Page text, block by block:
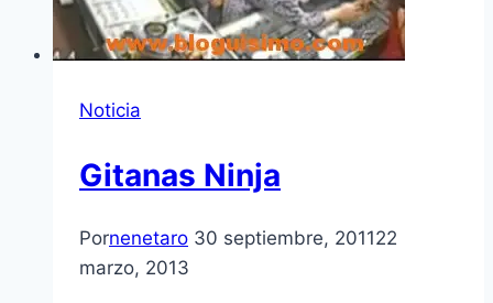
Noticia
Gitanas Ninja
Pornenetaro 30 septiembre, 201122
marzo, 2013